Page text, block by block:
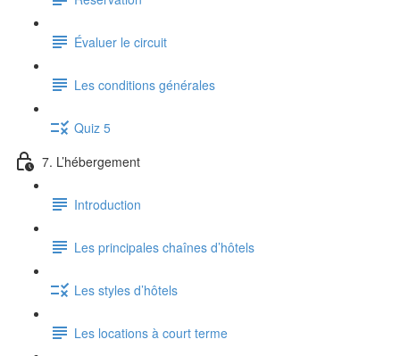
Évaluer le circuit
Les conditions générales
Quiz 5
7. L’hébergement
Introduction
Les principales chaînes d’hôtels
Les styles d’hôtels
Les locations à court terme